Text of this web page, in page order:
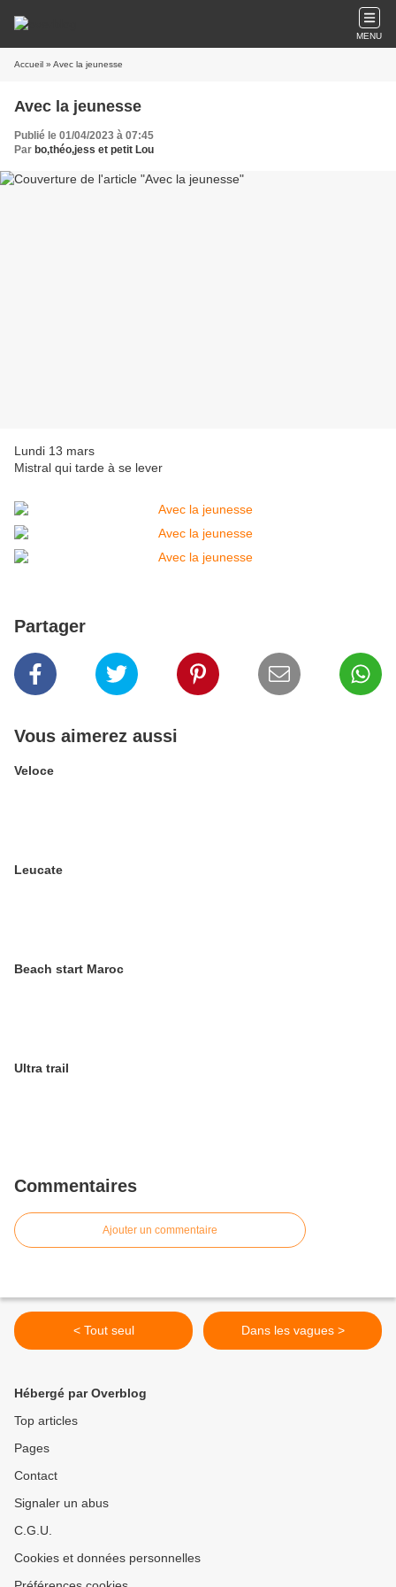
MENU
Accueil » Avec la jeunesse
Avec la jeunesse
Publié le 01/04/2023 à 07:45
Par bo,théo,jess et petit Lou
Lundi 13 mars
Mistral qui tarde à se lever
Partager
Vous aimerez aussi
Veloce
Leucate
Beach start Maroc
Ultra trail
Commentaires
Ajouter un commentaire
< Tout seul Dans les vagues >
Hébergé par Overblog
Top articles
Pages
Contact
Signaler un abus
C.G.U.
Cookies et données personnelles